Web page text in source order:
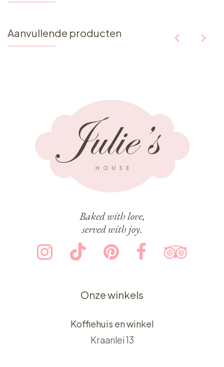
Aanvullende producten
Baked with love,
served with joy.
Onze winkels
Koffiehuis en winkel
Kraanlei 13